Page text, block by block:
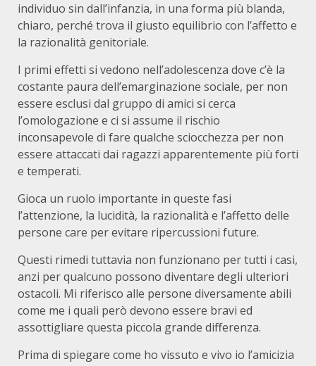
individuo sin dall’infanzia, in una forma più blanda,
chiaro, perché trova il giusto equilibrio con l’affetto e
la razionalità genitoriale.
I primi effetti si vedono nell’adolescenza dove c’è la
costante paura dell’emarginazione sociale, per non
essere esclusi dal gruppo di amici si cerca
l’omologazione e ci si assume il rischio
inconsapevole di fare qualche sciocchezza per non
essere attaccati dai ragazzi apparentemente più forti
e temperati.
Gioca un ruolo importante in queste fasi
l’attenzione, la lucidità, la razionalità e l’affetto delle
persone care per evitare ripercussioni future.
Questi rimedi tuttavia non funzionano per tutti i casi,
anzi per qualcuno possono diventare degli ulteriori
ostacoli. Mi riferisco alle persone diversamente abili
come me i quali però devono essere bravi ed
assottigliare questa piccola grande differenza.
Prima di spiegare come ho vissuto e vivo io l’amicizia